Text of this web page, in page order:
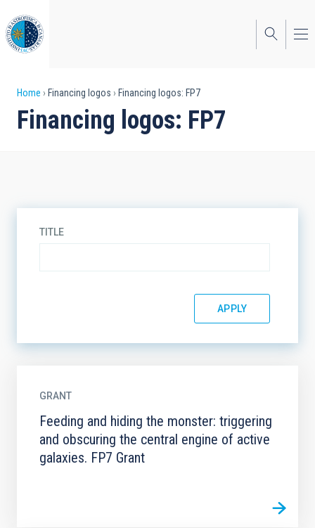
to
main
content
Breadcrumb
Home Financing logos Financing logos: FP7
Financing logos: FP7
TITLE
GRANT
Feeding and hiding the monster: triggering
and obscuring the central engine of active
galaxies. FP7 Grant